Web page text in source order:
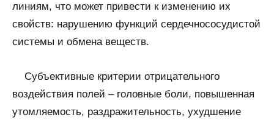
линиям, что может привести к изменению их
свойств: нарушению функций сердечнососудистой
системы и обмена веществ.
Субъективные критерии отрицательного
воздействия полей – головные боли, повышенная
утомляемость, раздражительность, ухудшение